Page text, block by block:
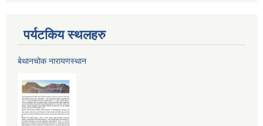
पर्यटकिय स्थलहरु
बेथानचोक नारायणस्थान